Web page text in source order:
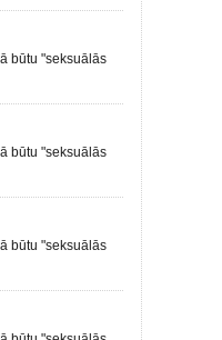
būtu "seksuālās
būtu "seksuālās
būtu "seksuālās